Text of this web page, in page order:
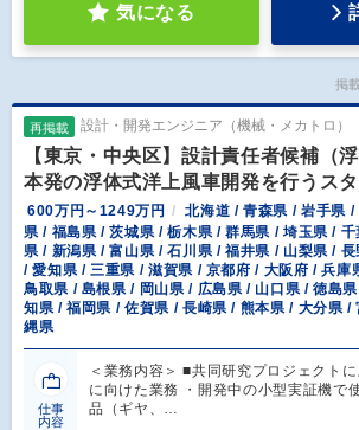
気になる
掲
再掲載 設計・開発エンジニア（機械・メカトロ）
【東京・中央区】設計責任者候補（
本発の浮体式洋上風車開発を行うス
600万円～1249万円
北海道 / 青森県 / 岩手県
県 / 福島県 / 茨城県 / 栃木県 / 群馬県 / 埼玉県 / 千
県 / 新潟県 / 富山県 / 石川県 / 福井県 / 山梨県 /
/ 愛知県 / 三重県 / 滋賀県 / 京都府 / 大阪府 / 兵庫
鳥取県 / 島根県 / 岡山県 / 広島県 / 山口県 / 徳島
知県 / 福岡県 / 佐賀県 / 長崎県 / 熊本県 / 大分県 /
縄県
仕事
内容
＜業務内容＞ ■共同研究プロジェクト
に向けた業務 ・開発中の小型実証機で
品（ギヤ、…